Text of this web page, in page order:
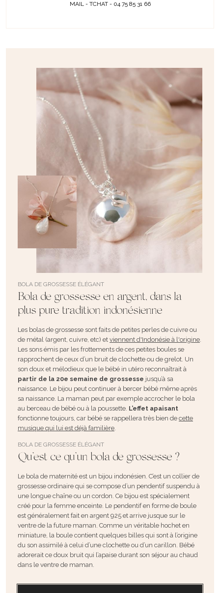
MAIL - TCHAT - 04 75 85 31 66
BOLA DE GROSSESSE ÉLÉGANT
Bola de grossesse en argent, dans la
plus pure tradition indonésienne
Les bolas de grossesse sont faits de petites perles de cuivre ou
de métal (argent, cuivre, etc) et viennent d'Indonésie à l'origine.
Les sons émis par les frottements de ces petites boules se
rapprochent de ceux d’un bruit de clochette ou de grelot. Un
son doux et mélodieux que le bébé in utéro reconnaîtrait à
partir de la 20e semaine de grossesse jusqu’à sa
naissance. Le bijou peut continuer à bercer bébé même après
sa naissance. La maman peut par exemple accrocher le bola
au berceau de bébé ou à la poussette. L’effet apaisant
fonctionne toujours, car bébé se rappellera très bien de cette
musique qui lui est déjà familière.
BOLA DE GROSSESSE ÉLÉGANT
Qu’est ce qu’un bola de grossesse ?
Le bola de maternité est un bijou indonésien. C’est un collier de
grossesse ordinaire qui se compose d’un pendentif suspendu à
une longue chaîne ou un cordon. Ce bijou est spécialement
créé pour la femme enceinte. Le pendentif en forme de boule
est généralement fait en argent 925 et arrive jusque sur le
ventre de la future maman. Comme un véritable hochet en
miniature, la boule contient quelques billes qui sont à l’origine
du son assimilé à celui d’une clochette ou d’un carillon. Bébé
adorerait ce doux bruit qui l’apaise durant son séjour au chaud
dans le ventre de maman.